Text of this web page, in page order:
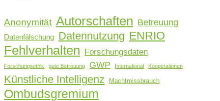
Anonymität Autorschaften Betreuung
Datenfälschung Datennutzung ENRIO
Fehlverhalten Forschungsdaten
Forschungsethik gute Betreuung GWP International Kooperationen
Künstliche Intelligenz Machtmissbrauch
Ombudsgremium